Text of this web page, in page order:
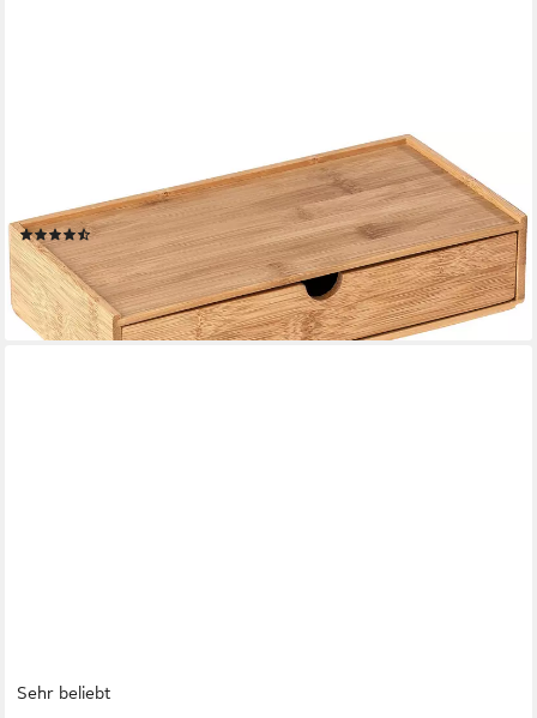
Organizer Modell Terra, Aufbewahrungsbox mit Schublade, ideal
für Bad, Gäste-WC, Küche & Flur
(12)
29,99 € UVP38,99 €
-23%
lieferbar - in 3-4 Werktagen bei dir
Sehr beliebt